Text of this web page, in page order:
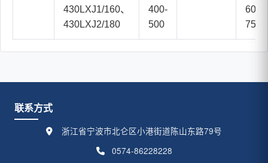
430LXJ1/160、
430LXJ2/180
400-
500
600-
750
联系方式
浙江省宁波市北仑区小港街道陈山东路79号
0574-86228228